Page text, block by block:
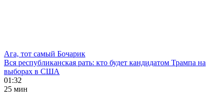
Ага, тот самый Бочарик
Вся республиканская рать: кто будет кандидатом Трампа на
выборах в США
01:32
25 мин